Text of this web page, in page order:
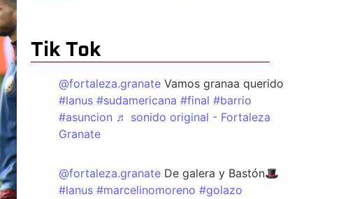
Tik Tok
@fortaleza.granate Vamos granaa querido
#lanus #sudamericana #final #barrio
#asuncion ♬ sonido original - Fortaleza
Granate
@fortaleza.granate De galera y Bastón🎩
#lanus #marcelinomoreno #golazo